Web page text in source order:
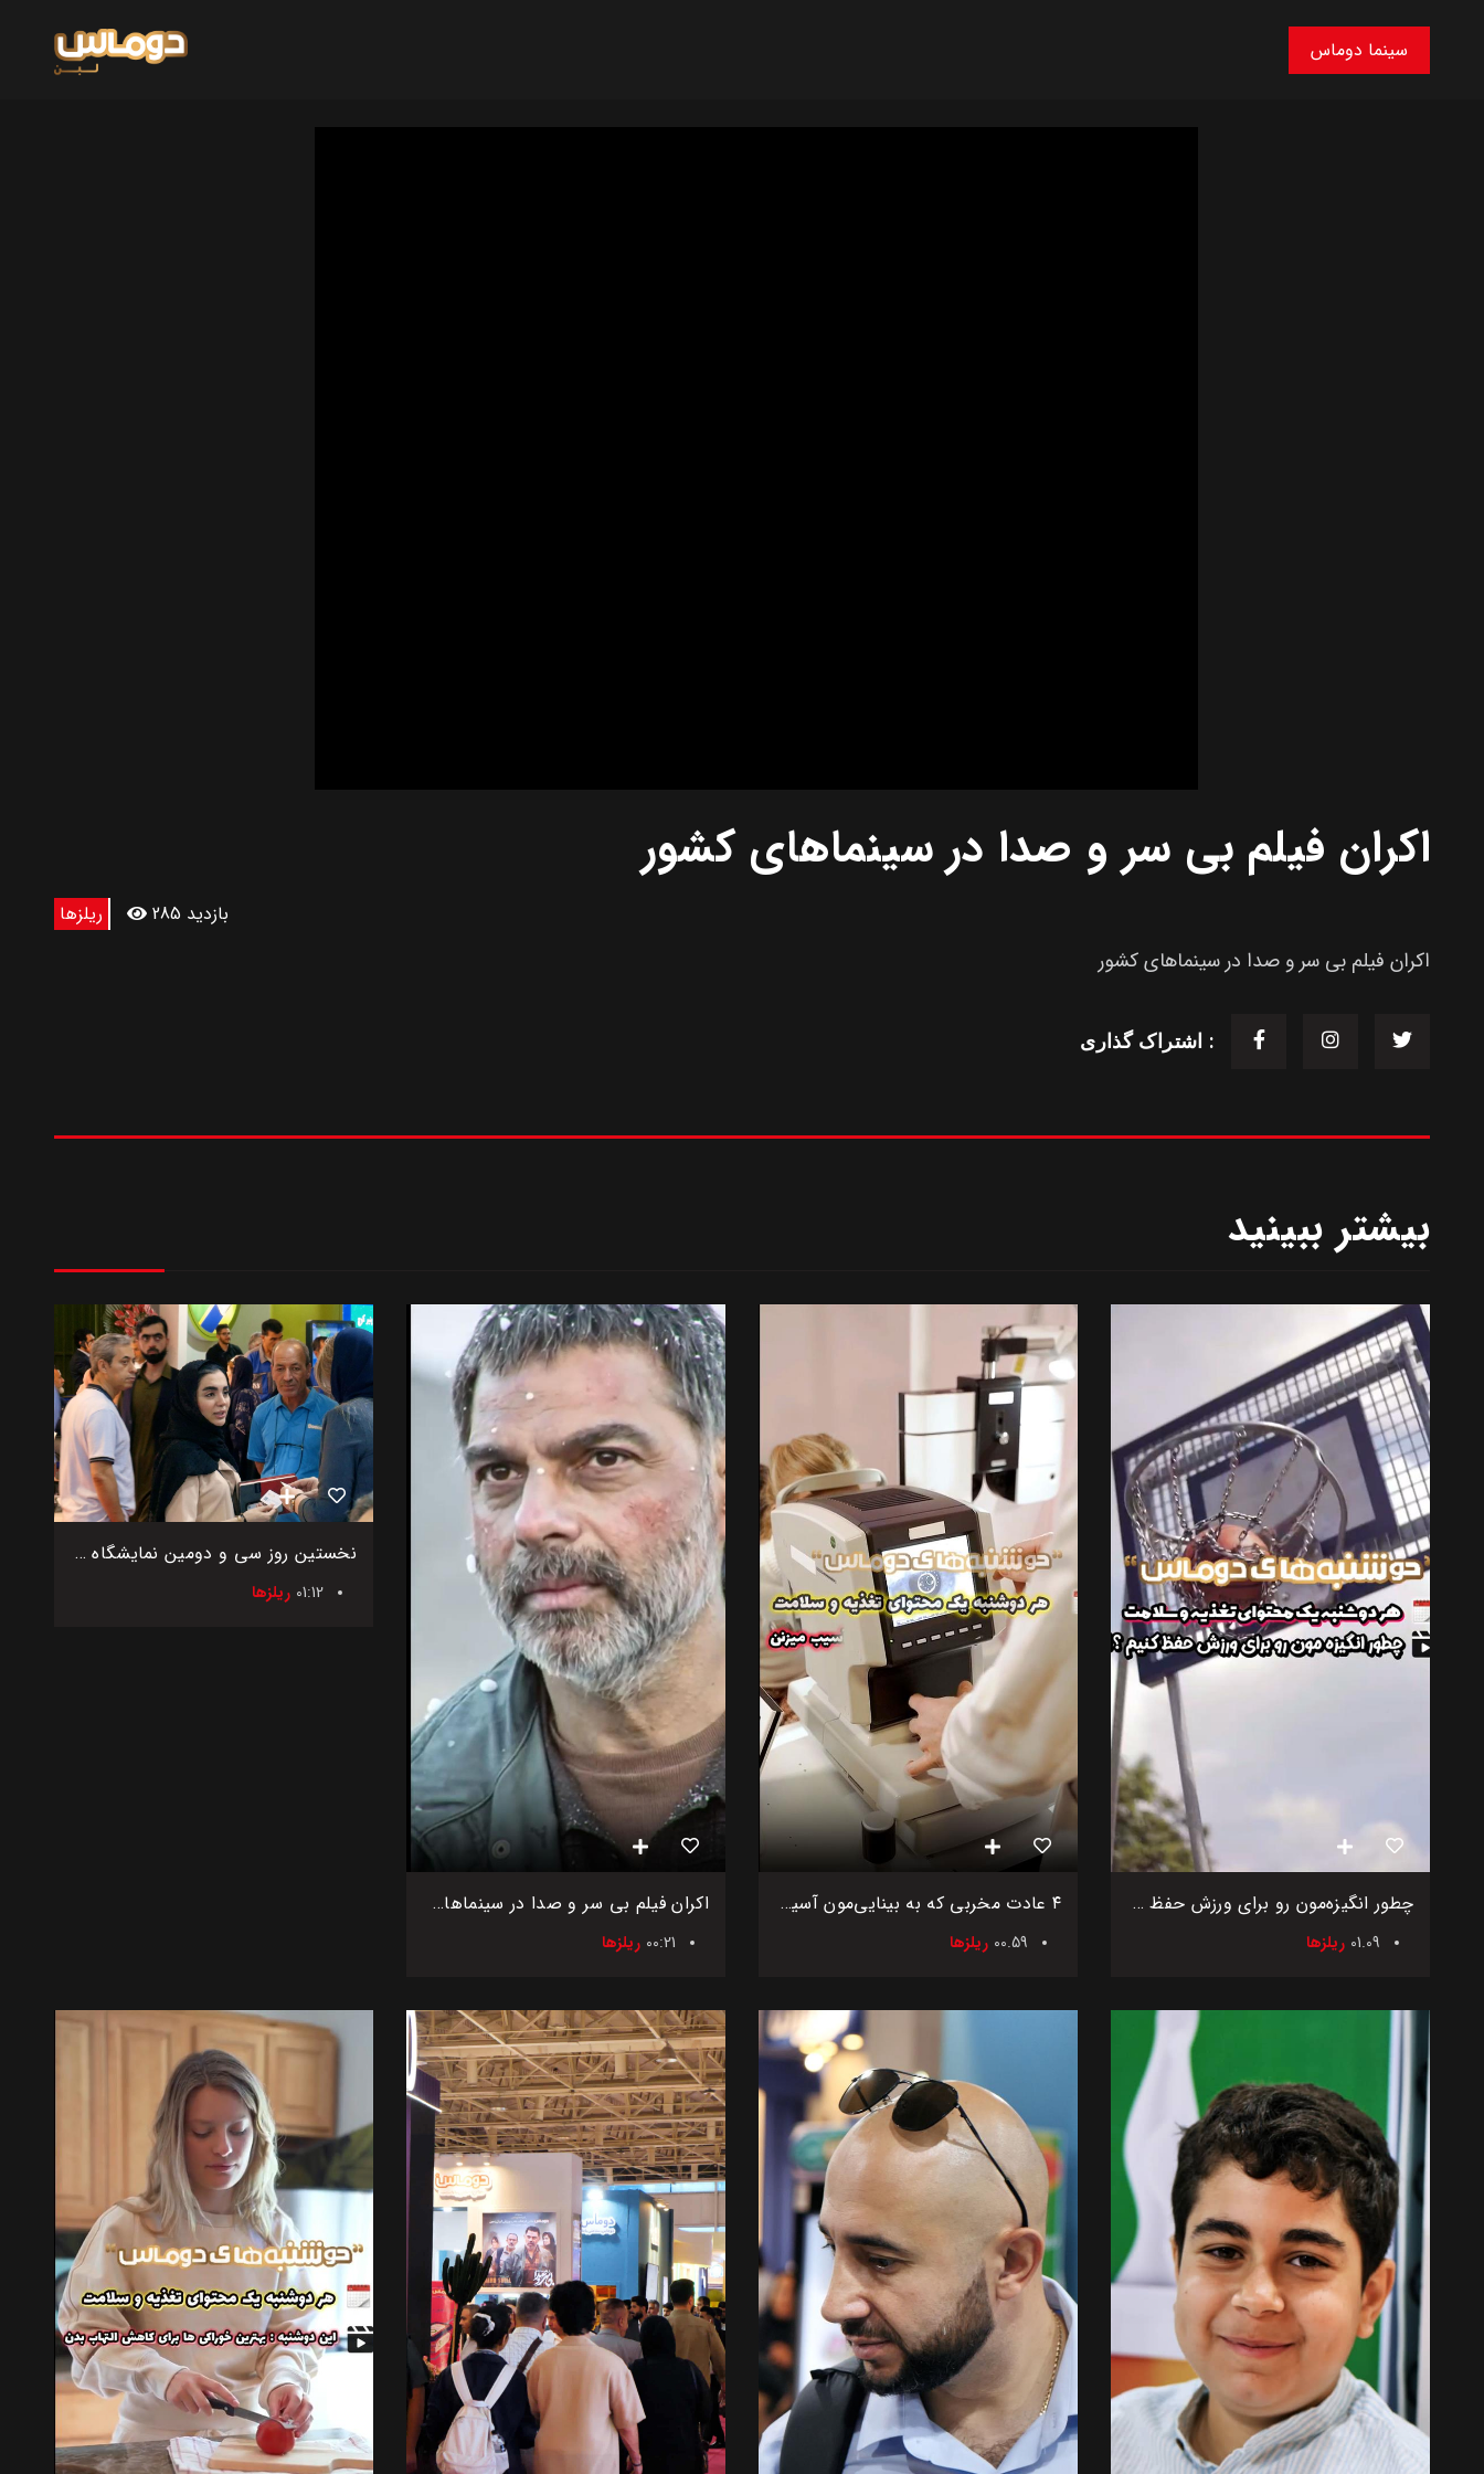
سینما دوماس
اکران فیلم بی سر و صدا در سینماهای کشور
ریلزها 285 بازدید
اکران فیلم بی سر و صدا در سینماهای کشور
اشتراک گذاری :
بیشتر ببینید
چطور انگیزه‌مون رو برای ورزش حفظ کنیم؟
01.09 ریلزها
۴ عادت مخربی که به بینایی‌مون آسیب می‌زنن
00.59 ریلزها
اکران فیلم بی سر و صدا در سینماهای کشور
00:21 ریلزها
نخستین روز سی و دومین نمایشگاه بین‌المللی اگروفود ایران
01:12 ریلزها